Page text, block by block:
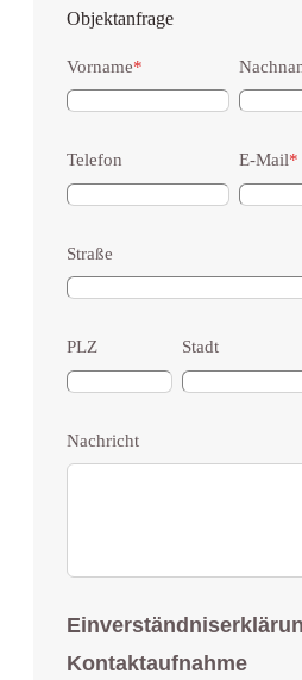
Objektanfrage
Vorname*
Telefon E-Mail*
Straße
PLZ Stadt
Nachricht
Kontaktaufnahme